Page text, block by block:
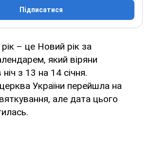
Підписатися
– це Новий рік за
який віряни
з 13 на 14 січня.
України перейшла на
але дата цього